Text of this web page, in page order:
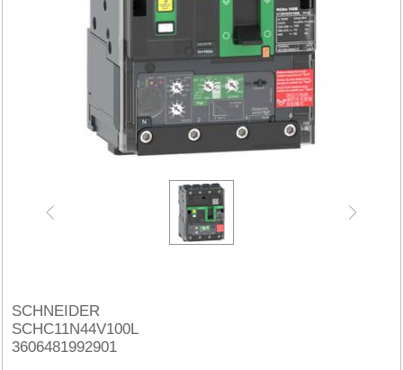
SCHNEIDER
SCHC11N44V100L
3606481992901